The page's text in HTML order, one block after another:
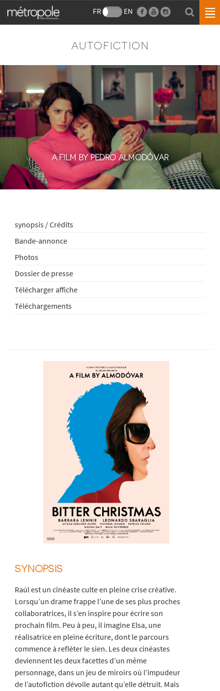
FR EN
AUTOFICTION
A FILM BY PEDRO ALMODÓVAR
synopsis / Crédits
Bande-annonce
Photos
Dossier de presse
Télécharger affiche
Téléchargements
SYNOPSIS
Raúl est un cinéaste culte en pleine crise créative.
Lorsqu’un drame frappe l’une de ses plus proches
collaboratrices, il s’en inspire pour écrire son
prochain film. Peu à peu, il imagine Elsa, une
réalisatrice en pleine écriture, dont le parcours
commence à refléter le sien. Les deux cinéastes
deviennent les deux facettes d’un même
personnage, dans un jeu de miroirs où l’impudeur
de l’autofiction dévoile autant qu’elle détruit. Mais